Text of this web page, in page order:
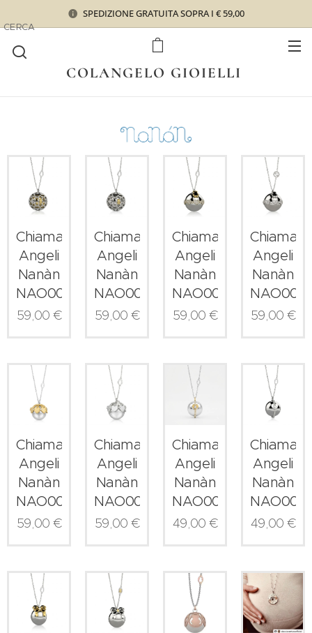
SPEDIZIONE GRATUITA SOPRA I € 59,00
COLANGELO GIOIELLI
CERCA
Chiama
Angeli
Nanàn
NAO0010
59,00 €
Chiama
Angeli
Nanàn
NAO0009
59,00 €
Chiama
Angeli
Nanàn
NAO0008
59,00 €
Chiama
Angeli
Nanàn
59,00 €
Chiama
Angeli
Nanàn
NAO0006
59,00 €
Chiama
Angeli
Nanàn
NAO0005
59,00 €
Chiama
Angeli
Nanàn
NAO0004
49,00 €
Chiama
Angeli
Nanàn
49,00 €